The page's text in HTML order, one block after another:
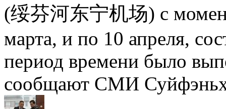
(绥芬河东宁机场) с
марта, и по 10 апреля,
период времени было
сообщают СМИ